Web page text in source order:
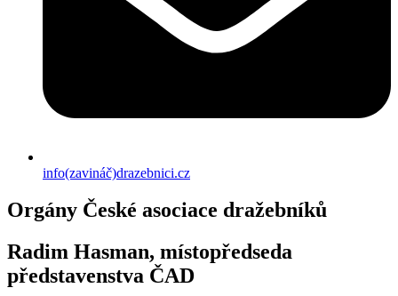
info(zavináč)drazebnici.cz
Orgány České asociace dražebníků
Radim Hasman, místopředseda
představenstva ČAD